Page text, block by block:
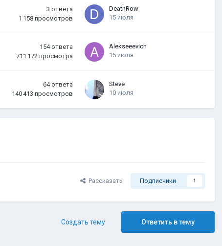
3 ответа
1 158 просмотров
DeathRow
15 июля
154 ответа
711 172 просмотра
Alekseeevich
15 июля
64 ответа
140 413 просмотров
Steve
10 июля
Рассказать Подписчики 1
Ответить в тему
Создать тему